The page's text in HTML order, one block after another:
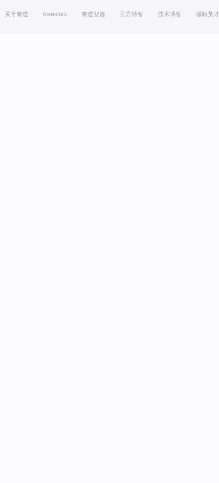
关于有道 Investors 有道智选 官方博客 技术博客 诚聘英才